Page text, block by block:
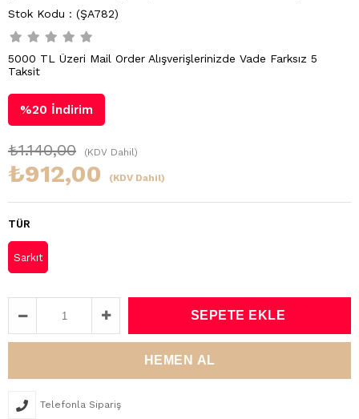
(ŞA782)
5000 TL Üzeri Mail Order Alışverişlerinizde Vade Farksız 5
Taksit
%20 İndirim
₺1.140,00 (KDV Dahil)
₺912,00 (KDV Dahil)
TÜR
Sarkıt
Telefonla Sipariş